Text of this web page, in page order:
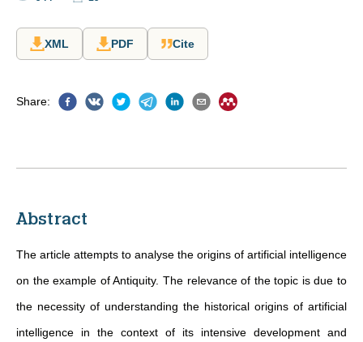
XML PDF Cite
Share:
Abstract
The article attempts to analyse the origins of artificial intelligence
on the example of Antiquity. The relevance of the topic is due to
the necessity of understanding the historical origins of artificial
intelligence in the context of its intensive development and